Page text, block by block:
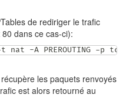
de rediriger le trafic
dans ce cas-ci):
-A PREROUTING -p
récupère les paquets renvoyés
est alors retourné au